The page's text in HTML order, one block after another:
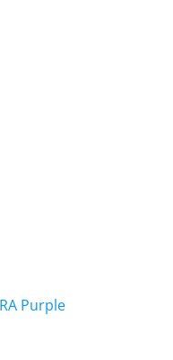
Purple